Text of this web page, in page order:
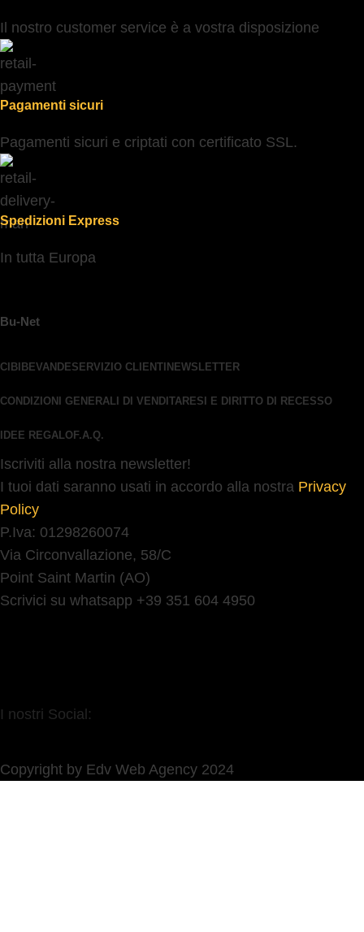
Il nostro customer service è a vostra disposizione
Pagamenti sicuri
Pagamenti sicuri e criptati con certificato SSL.
Spedizioni Express
In tutta Europa
Bu-Net
CIBI BEVANDESERVIZIO CLIENTI NEWSLETTER
CONDIZIONI GENERALI DI VENDITA RESI E DIRITTO DI RECESSO
IDEE REGALO F.A.Q.
Iscriviti alla nostra newsletter!
I tuoi dati saranno usati in accordo alla nostra Privacy
Policy
P.Iva: 01298260074
Via Circonvallazione, 58/C
Point Saint Martin (AO)
Scrivici su whatsapp +39 351 604 4950
I nostri Social:
Copyright by Edv Web Agency 2024